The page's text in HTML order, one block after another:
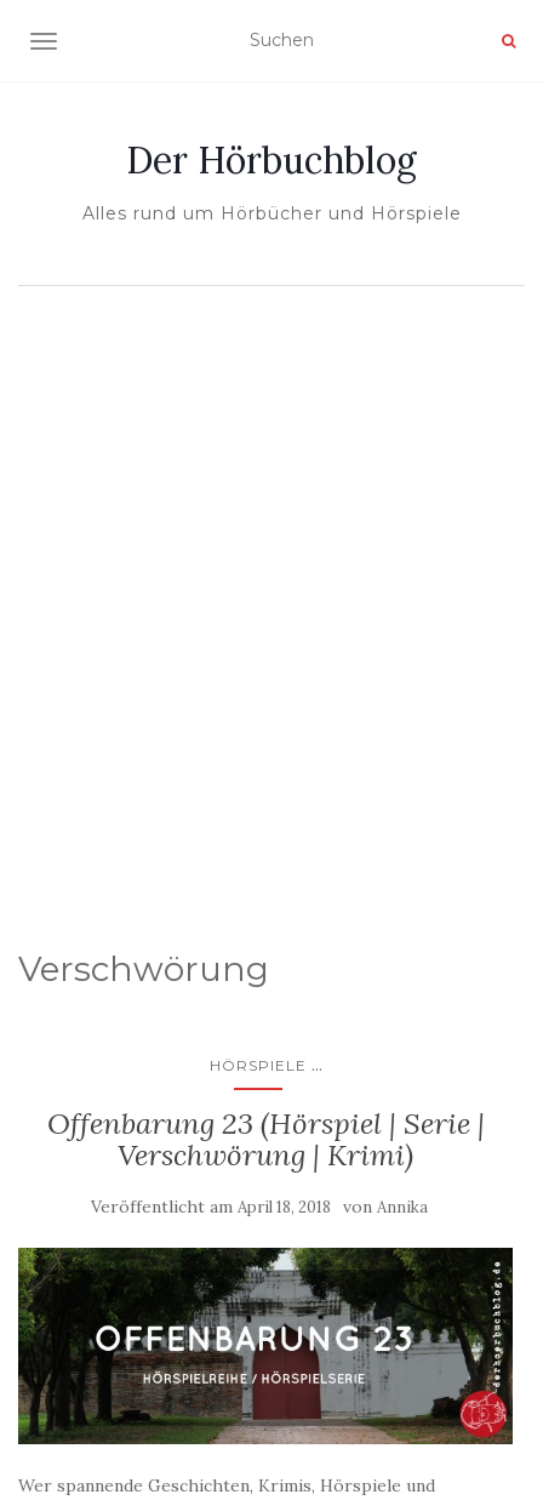
NAVIGATION UMSCHALTEN
Der Hörbuchblog
Alles rund um Hörbücher und Hörspiele
Verschwörung
HÖRSPIELE ...
Offenbarung 23 (Hörspiel | Serie |
Verschwörung | Krimi)
Veröffentlicht am April 18, 2018 von Annika
Wer spannende Geschichten, Krimis, Hörspiele und